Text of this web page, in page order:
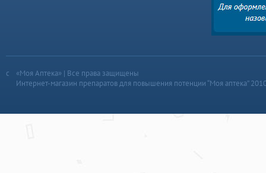
«Моя Аптека» | Все права защищены
Интернет-магазин препаратов для повышения потенции “Моя аптека”